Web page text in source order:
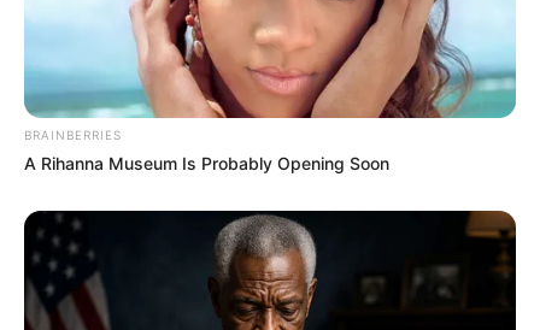
‘વિદ્યાર્થીઓને મારવાનો આદેશ કોણે આપ્યો, પેલેટ
ગનનો ઉપયોગ કરવાની મંજુરી કોણે આપી? રાહુલ
ગાંધીએ અમિત શાહને પત્ર લખ્યો
2 weeks ago
કેનેડામાં કાર અકસ્માતમાં અમદાવાદના કોમ્પ્યુટર
2 weeks ago
પેપર લીક વિરુદ્ધ કાલે નવું બિલ આવી શકે છે, 10
વર્ષની જેલ અને 10 કરોડ સુધીના દંડની જોગવાઈ
2 weeks ago
BRAINBERRIES
A Rihanna Museum Is Probably Opening Soon